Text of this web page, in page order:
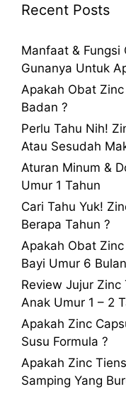
Recent Posts
Manfaat & Fungsi
Gunanya Untuk
Apakah Obat
Badan ?
Perlu Tahu Nih!
Atau Sesudah
Aturan Minum &
Umur 1 Tahun
Cari Tahu Yuk!
Berapa Tahun ?
Apakah Obat
Bayi Umur 6
Review Jujur
Anak Umur 1 – 2
Apakah Zinc
Susu Formula ?
Apakah Zinc
Samping Yang